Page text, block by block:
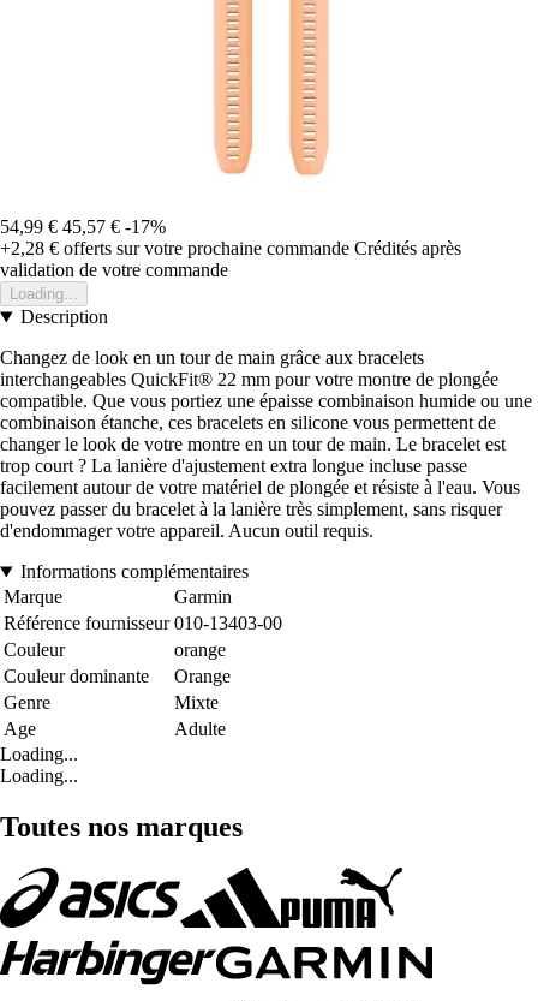
54,99 € 45,57 € -17%
+2,28 € offerts sur votre prochaine commande Crédités après
validation de votre commande
Loading...
Description
Changez de look en un tour de main grâce aux bracelets
interchangeables QuickFit® 22 mm pour votre montre de plongée
compatible. Que vous portiez une épaisse combinaison humide ou une
combinaison étanche, ces bracelets en silicone vous permettent de
changer le look de votre montre en un tour de main. Le bracelet est
trop court ? La lanière d'ajustement extra longue incluse passe
facilement autour de votre matériel de plongée et résiste à l'eau. Vous
pouvez passer du bracelet à la lanière très simplement, sans risquer
d'endommager votre appareil. Aucun outil requis.
Informations complémentaires
Marque
Garmin
Référence fournisseur 010-13403-00
Couleur
orange
Couleur dominante
Orange
Genre
Mixte
Age
Adulte
Loading...
Loading...
Toutes nos marques